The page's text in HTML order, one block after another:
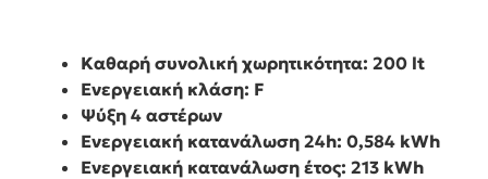
Καθαρή συνολική χωρητικότητα: 200 lt
Ενεργειακή κλάση: F
Ψύξη 4 αστέρων
Ενεργειακή κατανάλωση 24h: 0,584 kWh
Ενεργειακή κατανάλωση έτος: 213 kWh